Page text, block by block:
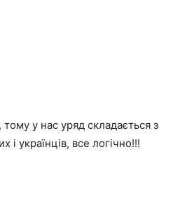
у нас уряд складається з
і українців, все логічно!!!